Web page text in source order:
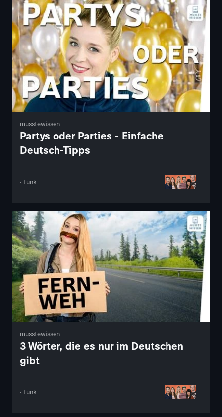
musstewissen
Partys oder Parties - Einfache
Deutsch-Tipps
· funk
musstewissen
3 Wörter, die es nur im Deutschen
gibt
· funk